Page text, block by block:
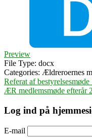
Preview
File Type: docx
Categories: Ældreroernes
Referat af
ÆR medlemsmøde efterår
Log ind på
E-mail